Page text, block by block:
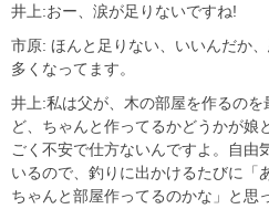
井上:おー、涙が足りないですね!
市原: ほんと足りない、いいんだか
多くなってます。
井上:私は父が、木の部屋を作るの
ど、ちゃんと作ってるかどうかが娘
ごく不安で仕方ないんですよ。自由
いるので、釣りに出かけるたびに「
ちゃんと部屋作ってるのかな」と思